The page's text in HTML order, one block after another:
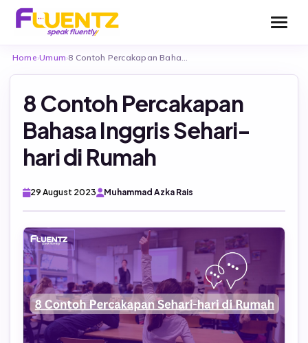
Be Fluentz Together
English for Adults
English For Business
TOEFL Preparation
TOEFL (Fluentz English Test – FET)
TOEFL ITP Official
TOEFL IBT Home Edition
Home›Umum› 8 Contoh Percakapan Bahasa Inggris Sehari-hari di…
8 Contoh Percakapan
Bahasa Inggris Sehari-
hari di Rumah
29 August 2023 Muhammad Azka Rais